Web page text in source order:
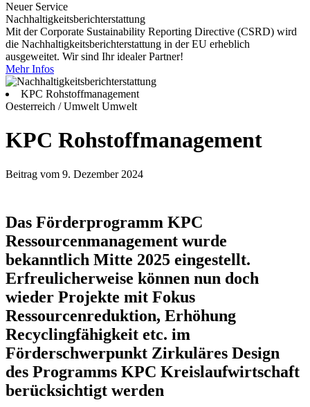
Neuer Service
Nachhaltigkeitsberichterstattung
Mit der Corporate Sustainability Reporting Directive (CSRD) wird
die Nachhaltigkeitsberichterstattung in der EU erheblich
ausgeweitet. Wir sind Ihr idealer Partner!
Mehr Infos
KPC Rohstoffmanagement
Oesterreich / Umwelt Umwelt
KPC Rohstoffmanagement
Beitrag vom 9. Dezember 2024
Das Förderprogramm KPC
Ressourcenmanagement wurde
bekanntlich Mitte 2025 eingestellt.
Erfreulicherweise können nun doch
wieder Projekte mit Fokus
Ressourcenreduktion, Erhöhung
Recyclingfähigkeit etc. im
Förderschwerpunkt Zirkuläres Design
des Programms KPC Kreislaufwirtschaft
berücksichtigt werden